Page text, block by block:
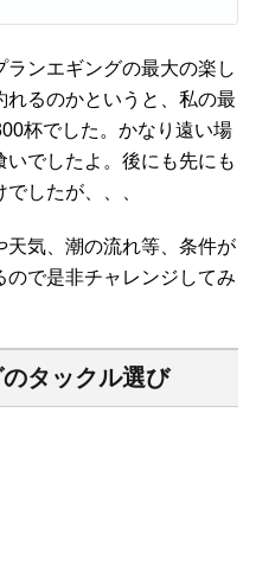
ンエギングの最大の楽し
るのかというと、私の最
杯でした。かなり遠い場
でしたよ。後にも先にも
したが、、、
天気、潮の流れ等、条件が
ので是非チャレンジしてみ
タックル選び